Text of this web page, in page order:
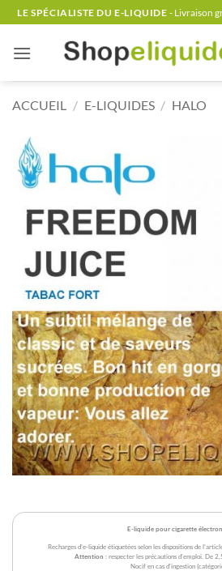
Passer
au
contenu
LE SPÉCIALISTE DU E-LIQUIDE - Livraison
ACCUEIL / E-LIQUIDES / HALO
E-liquide pour cigarette
Recharges d'e-liquide étiquetées selon les dispositions de
Attention : respecter les précautions d'emploi. De
Nocif en cas d'ingestion